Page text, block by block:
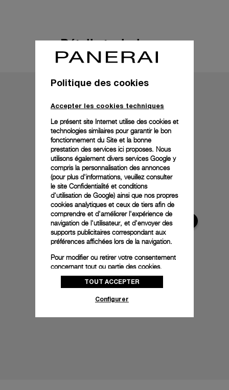
Détails techniques
Politique des cookies
Accepter les cookies techniques
Le présent site Internet utilise des cookies et
technologies similaires pour garantir le bon
fonctionnement du Site et la bonne
prestation des services ici proposes. Nous
utilisons également divers services Google y
compris la personnalisation des annonces
(pour plus d'informations, veuillez consulter
le site Confidentialité et conditions
d'utilisation de Google) ainsi que nos propres
cookies analytiques et ceux de tiers afin de
comprendre et d'améliorer l'expérience de
navigation de l'utilisateur, et d'envoyer des
supports publicitaires correspondant aux
préférences affichées lors de la navigation.
Pour modifier ou retirer votre consentement
concernant tout ou partie des cookies,
cliquez sur « Configurer » ou consultez notre
politique des cookiespour obtenir plus
donnez votre consentement pour l’utilisation
TOUT ACCEPTER
Configurer